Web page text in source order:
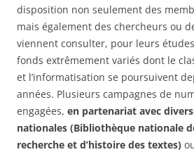
disposition non seulement des
mais également des chercheurs ou
viennent consulter, pour leurs
fonds extrêmement variés dont le
et l’informatisation se poursuivent
années. Plusieurs campagnes de
engagées, en partenariat avec
nationales (Bibliothèque nationale
recherche et d’histoire des textes)